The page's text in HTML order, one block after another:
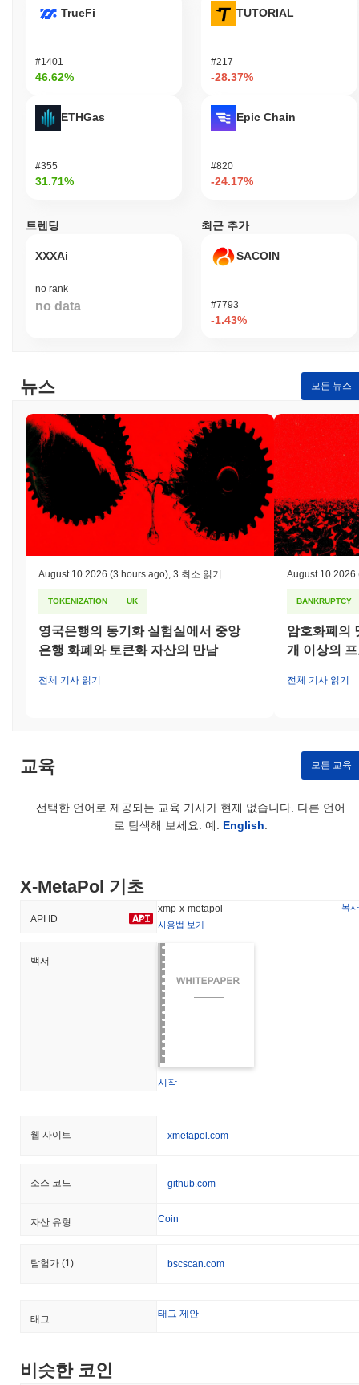
TrueFi
#1401
46.62%
ETHGas
#355
31.71%
TUTORIAL
#217
-28.37%
Epic Chain
#820
-24.17%
트렌딩
XXXAi
no rank
no data
최근 추가
SACOIN
#7793
-1.43%
뉴스 모든 뉴스
August 10 2026 (3 hours ago) 3 최소 읽기
TOKENIZATION UK
영국은행의 동기화 실험실에서 중앙
은행 화폐와 토큰화 자산의 만남
전체 기사 읽기
August 10 2026
BANKRUPTCY
암호화폐의
개 이상의
전체 기사 읽기
교육 모든 교육
선택한 언어로 제공되는 교육 기사가 현재 없습니다. 다른 언어
로 탐색해 보세요. 예: English
X-MetaPol 기초
API ID
xmp-x-metapol
복사
사용법 보기
백서
시작
웹 사이트 xmetapol.com
소스 코드 github.com
자산 유형 Coin
탐험가 (1) bscscan.com
태그 태그 제안
비슷한 코인